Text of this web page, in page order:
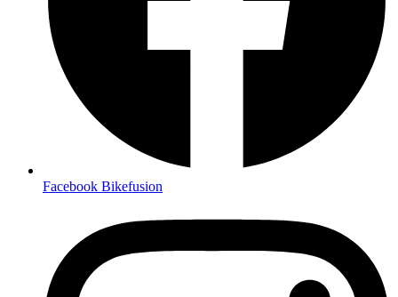
Facebook Bikefusion